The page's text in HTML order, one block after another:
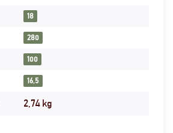
18
280
100
16,5
2,74 kg